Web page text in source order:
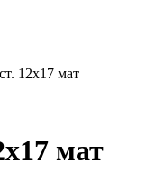
12х17 мат
мат